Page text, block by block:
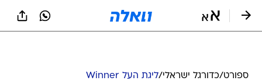
ספורט/כדורגל ישראלי/ליגת העל Winner